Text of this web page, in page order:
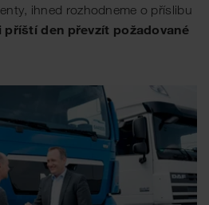
ihned rozhodneme o příslibu
příští den převzít požadované